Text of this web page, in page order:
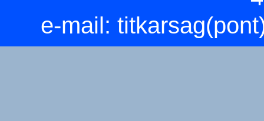
e-mail: